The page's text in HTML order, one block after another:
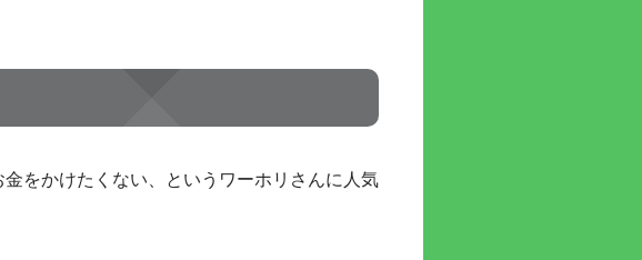
をかけたくない、というワーホリさんに人気